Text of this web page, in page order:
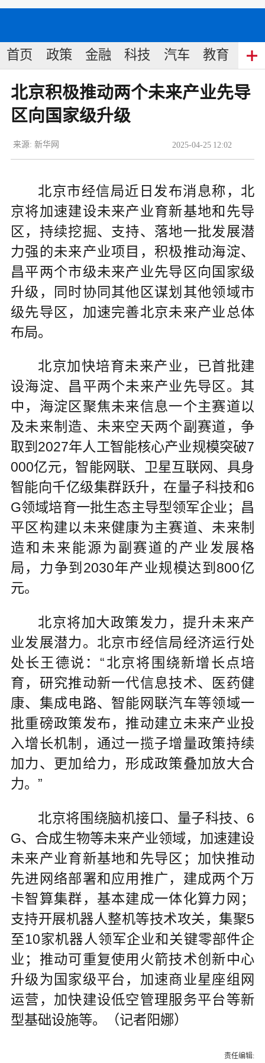
首页 政策 金融 科技 汽车 教育 食
北京积极推动两个未来产业先导
区向国家级升级
2025-04-25 12:02
来源: 新华网
北京市经信局近日发布消息称，北
京将加速建设未来产业育新基地和先导
区，持续挖掘、支持、落地一批发展潜
力强的未来产业项目，积极推动海淀、
昌平两个市级未来产业先导区向国家级
升级，同时协同其他区谋划其他领域市
级先导区，加速完善北京未来产业总体
布局。
北京加快培育未来产业，已首批建
设海淀、昌平两个未来产业先导区。其
中，海淀区聚焦未来信息一个主赛道以
及未来制造、未来空天两个副赛道，争
取到2027年人工智能核心产业规模突破7
000亿元，智能网联、卫星互联网、具身
智能向千亿级集群跃升，在量子科技和6
G领域培育一批生态主导型领军企业；昌
平区构建以未来健康为主赛道、未来制
造和未来能源为副赛道的产业发展格
局，力争到2030年产业规模达到800亿
元。
北京将加大政策发力，提升未来产
业发展潜力。北京市经信局经济运行处
处长王德说：“北京将围绕新增长点培
育，研究推动新一代信息技术、医药健
康、集成电路、智能网联汽车等领域一
批重磅政策发布，推动建立未来产业投
入增长机制，通过一揽子增量政策持续
加力、更加给力，形成政策叠加放大合
力。”
北京将围绕脑机接口、量子科技、6
G、合成生物等未来产业领域，加速建设
未来产业育新基地和先导区；加快推动
先进网络部署和应用推广，建成两个万
卡智算集群，基本建成一体化算力网；
支持开展机器人整机等技术攻关，集聚5
至10家机器人领军企业和关键零部件企
业；推动可重复使用火箭技术创新中心
升级为国家级平台，加速商业星座组网
运营，加快建设低空管理服务平台等新
型基础设施等。（记者阳娜）
责任编辑: